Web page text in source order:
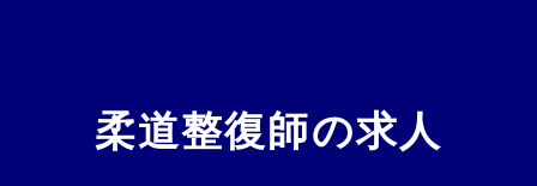
柔道整復師の求人